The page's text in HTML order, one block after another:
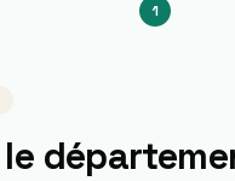
1